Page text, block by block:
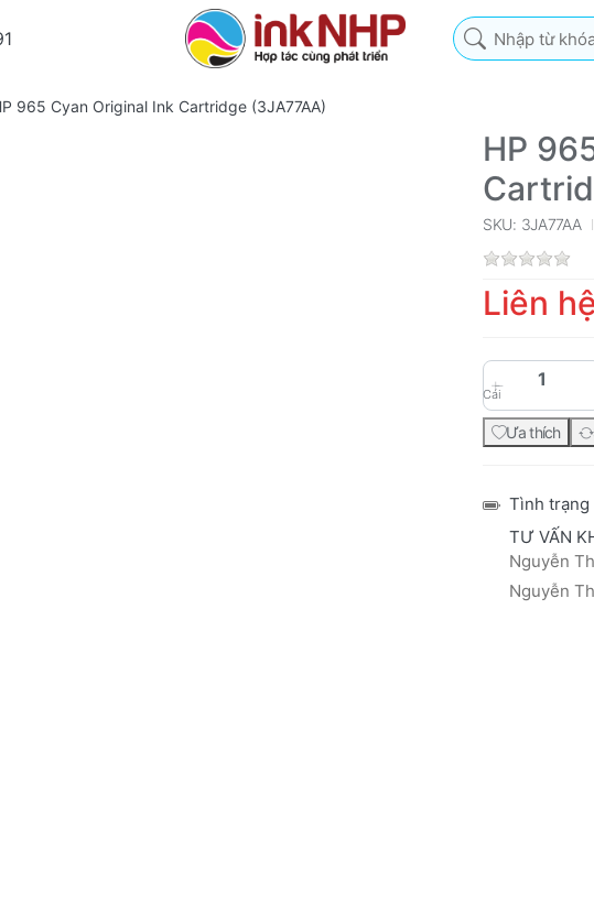
Nhập từ khóa tìm
965 Cyan Original Ink Cartridge (3JA77AA)
HP
SKU: 3JA77AA
Liên
Cái
Ưa thích
Tình trạng
TƯ VẤN
Nguyễn
Nguyễn